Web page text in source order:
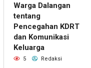
Warga Dalangan
tentang
Pencegahan KDRT
dan Komunikasi
Keluarga
5 Redaksi